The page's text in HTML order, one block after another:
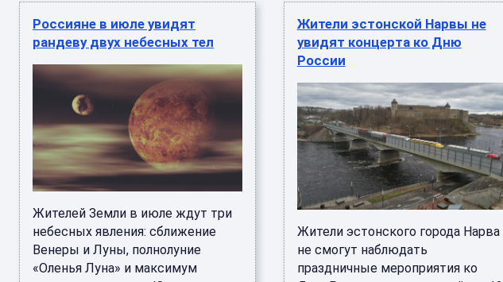
Россияне в июле увидят
рандеву двух небесных тел
Жителей Земли в июле ждут три
небесных явления: сближение
Венеры и Луны, полнолуние
«Оленья Луна» и максимум
Жители эстонской Нарвы не
увидят концерта ко Дню
России
Жители эстонского города Нарва
не смогут наблюдать
праздничные мероприятия ко